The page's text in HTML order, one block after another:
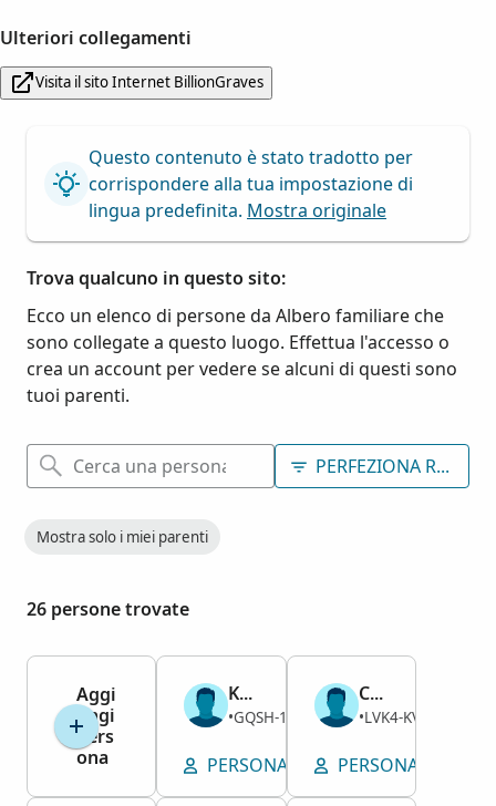
Ulteriori collegamenti
Visita il sito Internet BillionGraves
Questo contenuto è stato tradotto per
corrispondere alla tua impostazione di
lingua predefinita. Mostra originale
Trova qualcuno in questo sito:
Ecco un elenco di persone da Albero familiare che
sono collegate a questo luogo. Effettua l'accesso o
crea un account per vedere se alcuni di questi sono
tuoi parenti.
PERFEZIONA RICERCA
Mostra solo i miei parenti
26 persone trovate
Aggi
ungi
pers
ona
Kenneth Cuyler Brown
Maschio
1967–1980
•GQSH-1BW
PERSONA VISUALIZZA
Cuyler Milton Brown
Maschio
1907–1967
•LVK4-KVH
PERSONA